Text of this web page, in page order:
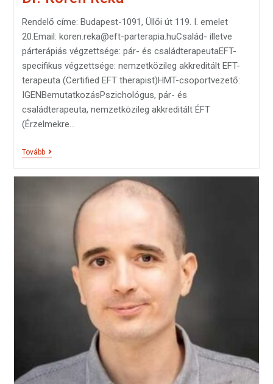
Rendelő címe: Budapest-1091, Üllői út 119. I. emelet
20.Email: koren.reka@eft-parterapia.huCsalád- illetve
párterápiás végzettsége: pár- és családterapeutaEFT-
specifikus végzettsége: nemzetközileg akkreditált EFT-
terapeuta (Certified EFT therapist)HMT-csoportvezető:
IGENBemutatkozásPszichológus, pár- és
családterapeuta, nemzetközileg akkreditált ÉFT
(Érzelmekre…
Tovább